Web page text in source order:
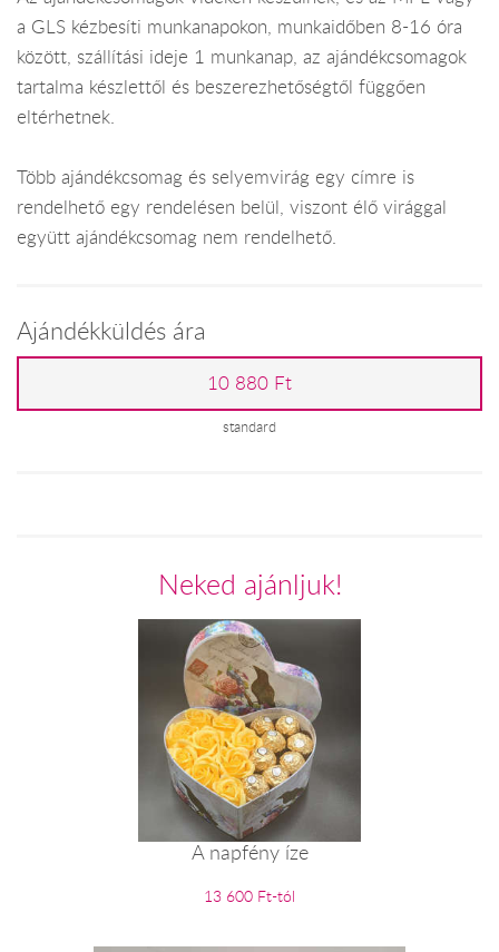
a GLS kézbesíti munkanapokon, munkaidőben 8-16 óra
között, szállítási ideje 1 munkanap, az ajándékcsomagok
tartalma készlettől és beszerezhetőségtől függően
eltérhetnek.
Több ajándékcsomag és selyemvirág egy címre is
rendelhető egy rendelésen belül, viszont élő virággal
együtt ajándékcsomag nem rendelhető.
Ajándékküldés ára
10 880 Ft
standard
Neked ajánljuk!
A napfény íze
13 600 Ft-tól